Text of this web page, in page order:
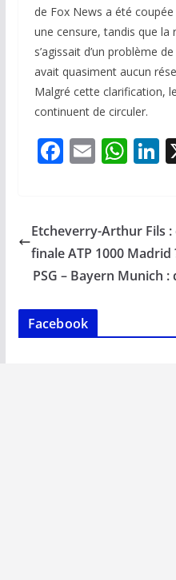
de Fox News a été
une censure, tandis que la
s’agissait d’un problème
avait quasiment aucun
Malgré cette clarification,
continuent de circuler.
F
b
o
o
k
E
l
W
s
A
p
e
n
Etcheverry-Arthur Fils :
finale ATP 1000 Madrid
PSG – Bayern Munich
Facebook